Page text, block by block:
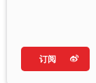
订阅